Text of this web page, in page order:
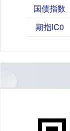
国债指数
期指IC0